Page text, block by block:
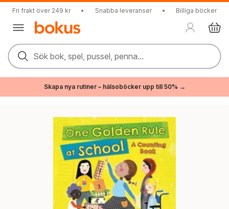
Fri frakt över 249 kr • Snabba leveranser • Billiga böcker
Sök bok, spel, pussel, penna...
Skapa nya rutiner – hälsoböcker upp till 50% →